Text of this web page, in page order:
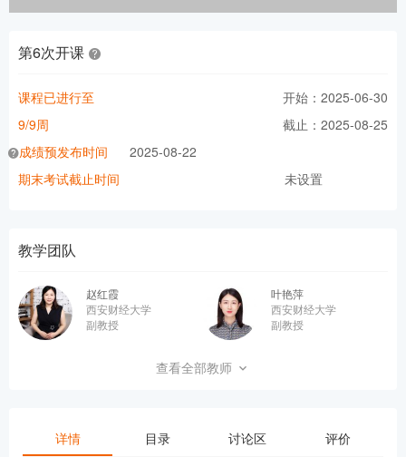
第6次开课
开始：2025-06-30
截止：2025-08-25
课程已进行至
9/9周
成绩预发布时间
2025-08-22
期末考试截止时间
未设置
教学团队
赵红霞
西安财经大学
副教授
叶艳萍
西安财经大学
副教授
查看全部教师
详情 目录 讨论区 评价